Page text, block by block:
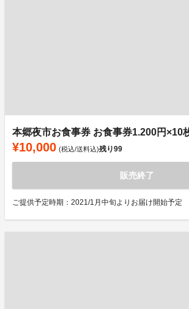
本郷夜市お食事券 お食事券1.200円×10
¥10,000 (税込/送料込)残り99
販売終了
ご提供予定時期：2021/1月中旬よりお届け開始予定